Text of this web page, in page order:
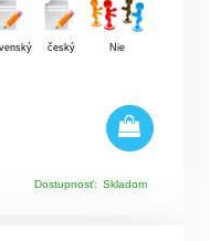
český Nie
Dostupnosť: Skladom